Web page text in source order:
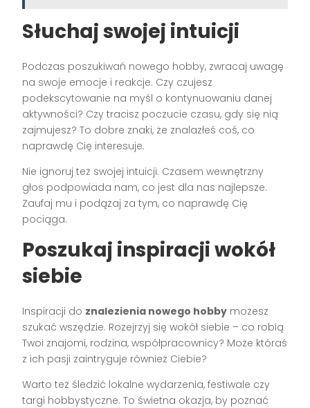
Słuchaj swojej intuicji
Podczas poszukiwań nowego hobby, zwracaj uwagę
na swoje emocje i reakcje. Czy czujesz
podekscytowanie na myśl o kontynuowaniu danej
aktywności? Czy tracisz poczucie czasu, gdy się nią
zajmujesz? To dobre znaki, że znalazłeś coś, co
naprawdę Cię interesuje.
Nie ignoruj też swojej intuicji. Czasem wewnętrzny
głos podpowiada nam, co jest dla nas najlepsze.
Zaufaj mu i podążaj za tym, co naprawdę Cię
pociąga.
Poszukaj inspiracji wokół
siebie
Inspiracji do znalezienia nowego hobby możesz
szukać wszędzie. Rozejrzyj się wokół siebie – co robią
Twoi znajomi, rodzina, współpracownicy? Może któraś
z ich pasji zaintryguje również Ciebie?
Warto też śledzić lokalne wydarzenia, festiwale czy
targi hobbystyczne. To świetna okazja, by poznać